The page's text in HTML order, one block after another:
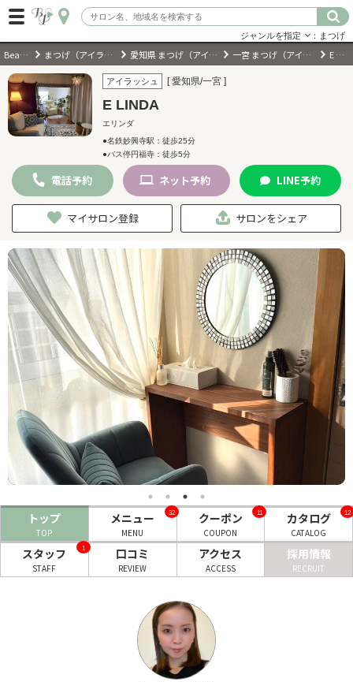
ログイン
会員登録（無料）
キーワード検索
ジャンルを選択
キーワードで検索
近くのサロンを探す
現在地から探す
ヘアサロン
ネイルサロン
まつげサロン
エステサロン
リラクゼーションサロン
美容クリニック
ジャンルを指定 ：まつげ
BeautyPark まつげ（アイラッシュ）サロン 愛知県 まつげ（アイラッシュ）サロン 一宮 まつげ（アイラッシュ）サロン E LINDA
アイラッシュ [ 愛知県/一宮 ]
E LINDA
エリンダ
●名鉄妙興寺駅：徒歩25分
●バス停円福寺：徒歩5分
電話予約 ネット予約 LINE予約
マイサロン登録 サロンをシェア
トップ
TOP
メニュー
MENU
32 クーポン
COUPON
11 カタログ
CATALOG
12
スタッフ
STAFF
1 口コミ
REVIEW
アクセス
ACCESS
採用情報
RECRUIT